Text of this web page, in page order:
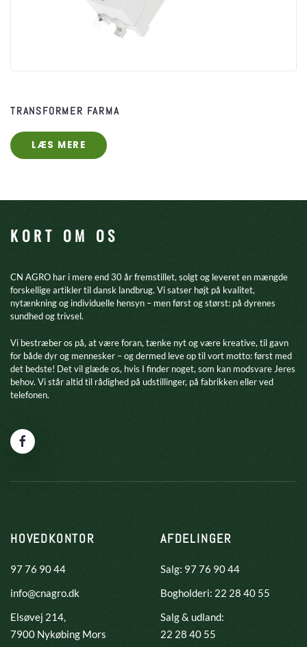
TRANSFORMER FARMA
LÆS MERE
KORT OM OS
CN AGRO har i mere end 30 år fremstillet, solgt og leveret en mængde
forskellige artikler til dansk landbrug. Vi satser højt på kvalitet,
nytænkning og individuelle hensyn – men først og størst: på dyrenes
sundhed og trivsel.
​Vi bestræber os på, at være foran, tænke nyt og være kreative, til gavn
for både dyr og mennesker – og dermed leve op til vort motto: først med
det bedste! Det vil glæde os, hvis I finder noget, som kan modsvare Jeres
behov. Vi står altid til rådighed på udstillinger, på fabrikken eller ved
telefonen.
HOVEDKONTOR
97 76 90 44
info@cnagro.dk
Elsøvej 214,
​7900 Nykøbing Mors
AFDELINGER
Salg: 97 76 90 44
Bogholderi: 22 28 40 55
Salg & udland:
22 28 40 55